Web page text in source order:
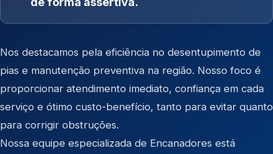
Nos destacamos pela eficiência no desentupimento de
pias e manutenção preventiva na região. Nosso foco é
proporcionar atendimento imediato, confiança em cada
serviço e ótimo custo-benefício, tanto para evitar quanto
para corrigir obstruções.
Nossa equipe especializada de Encanadores está